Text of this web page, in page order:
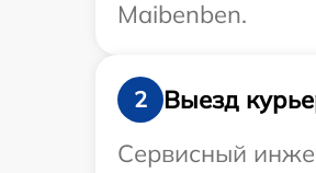
Maibenben.
2
Выезд
Сервисный